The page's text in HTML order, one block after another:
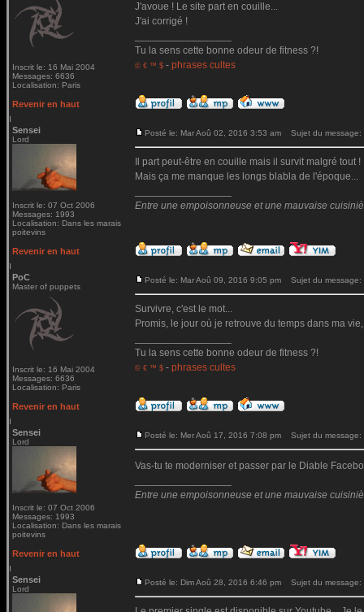
Inscrit le: 16 Mai 2004
Messages: 6636
Localisation: Paris
J'avoue ! Le site part en couille...
J'ai corrigé !
Tu la sens cette bonne odeur de fitness ?!
© € ™ $ - phrases cultes
Revenir en haut
Sensei
Lord
Inscrit le: 07 Oct 2006
Messages: 1993
Localisation: Dans les marais
poitevins
Posté le: Mar Aoû 02, 2016 3:53 am Sujet du message:
Il part peut-être en couille mais il survit malgré tout !
Mais ça me manque les longs blabla de l'époque...
Entre une empoisonneuse et une mauvaise
Revenir en haut
PoC
Master of puppets
Inscrit le: 16 Mai 2004
Messages: 6636
Localisation: Paris
Posté le: Mar Aoû 09, 2016 9:05 pm Sujet du message:
Survivre, c'est le mot...
Promis, le jour où je retrouve du temps dans ma
Tu la sens cette bonne odeur de fitness ?!
© € ™ $ - phrases cultes
Revenir en haut
Sensei
Lord
Inscrit le: 07 Oct 2006
Messages: 1993
Localisation: Dans les marais
poitevins
Posté le: Mer Aoû 17, 2016 7:08 pm Sujet du message:
Vas-tu te moderniser et passer par le Diable
Entre une empoisonneuse et une mauvaise
Revenir en haut
Sensei
Lord
Posté le: Dim Aoû 28, 2016 6:46 pm Sujet du message: